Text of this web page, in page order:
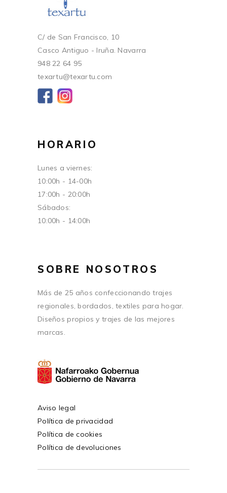
C/ de San Francisco, 10
Casco Antiguo - Iruña. Navarra
948 22 64 95
texartu@texartu.com
HORARIO
Lunes a viernes:
10:00h - 14-00h
17:00h - 20:00h
Sábados:
10:00h - 14:00h
SOBRE NOSOTROS
Más de 25 años confeccionando trajes
regionales, bordados, textiles para hogar.
Diseños propios y trajes de las mejores
marcas.
Aviso legal
Política de privacidad
Política de cookies
Política de devoluciones